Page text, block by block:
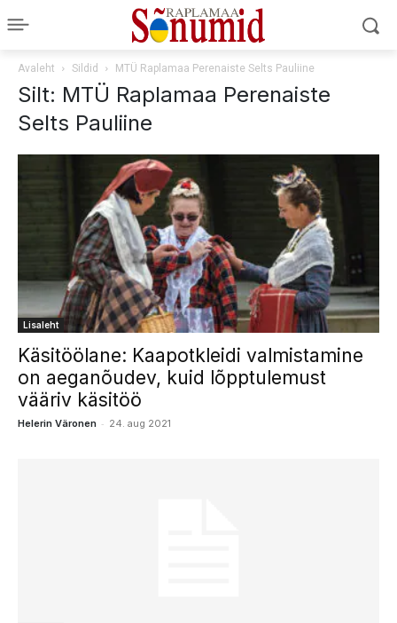
Avaleht Sildid MTÜ Raplamaa Perenaiste Selts Pauliine
Silt: MTÜ Raplamaa Perenaiste
Selts Pauliine
Lisaleht
Käsitöölane: Kaapotkleidi valmistamine
on aeganõudev, kuid lõpptulemust
vääriv käsitöö
Helerin Väronen - 24. aug 2021